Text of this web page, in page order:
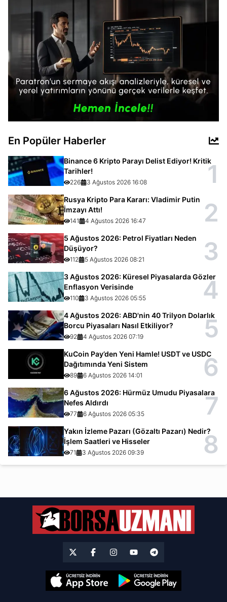
En Popüler Haberler
Binance 6 Kripto Parayı Delist Ediyor! Kritik
Tarihler!
226 3 Ağustos 2026 16:08 1
Rusya Kripto Para Kararı: Vladimir Putin
İmzayı Attı!
141 4 Ağustos 2026 16:47 2
5 Ağustos 2026: Petrol Fiyatları Neden
Düşüyor?
112 5 Ağustos 2026 08:21 3
3 Ağustos 2026: Küresel Piyasalarda Gözler
Enflasyon Verisinde
110 3 Ağustos 2026 05:55 4
4 Ağustos 2026: ABD'nin 40 Trilyon Dolarlık
Borcu Piyasaları Nasıl Etkiliyor?
92 4 Ağustos 2026 07:19 5
KuCoin Pay’den Yeni Hamle! USDT ve USDC
Dağıtımında Yeni Sistem
89 6 Ağustos 2026 14:01 6
6 Ağustos 2026: Hürmüz Umudu Piyasalara
Nefes Aldırdı
77 6 Ağustos 2026 05:35 7
Yakın İzleme Pazarı (Gözaltı Pazarı) Nedir?
İşlem Saatleri ve Hisseler
71 3 Ağustos 2026 09:39 8